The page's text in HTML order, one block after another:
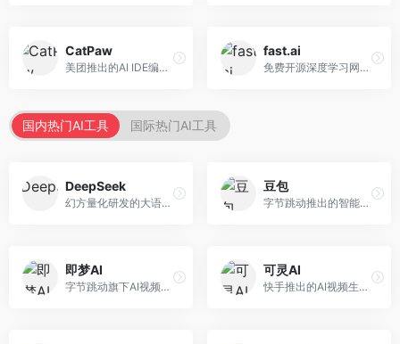
CatPaw
美团推出的AI IDE编程工具，专注于本地开发生态。面向开发者，提供智能代码补全、代码生成、项目管理等服务，本地开发体验好。
fast.ai
免费开源深度学习网站，专注于实用AI教学。面向开发者，提供免费深度学习课程、实战项目、代码库等资源，学习门槛低。
国内热门AI工具 国际热门AI工具
DeepSeek
幻方量化研发的大语言模型平台，专注于深度推理和代码生成能力。面向开发者、研究人员和技术爱好者，提供强大的逻辑推理和数学计算功能，开源生态完善，API接口友好。
豆包
字节跳动推出的智能对话助手平台，提供文本创作、知识问答、英语学习等多种AI服务。面向普通用户和内容创作者，支持多轮对话和文件解析，免费使用，响应速度快，中文理解能力强。
即梦AI
字节跳动旗下AI视频创作平台，支持多模态内容生成。面向内容创作者和营销人员，提供文生视频、图生视频、智能剪辑等功能，中文理解能力强，创作效率高。
可灵AI
快手推出的AI视频生成平台，支持文生视频和图生视频，可生成长达2分钟的高质量视频内容。面向短视频创作者和营销人员，操作简便，生成效果逼真，适合商业推广和创意表达。